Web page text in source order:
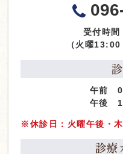
受付時
（火曜
午前
午後
※休診日：火曜午後・
診療